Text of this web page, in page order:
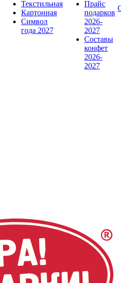
Текстильная
Картонная
Символ
года 2027
Прайс
подарков
2026-
2027
Составы
конфет
2026-
2027